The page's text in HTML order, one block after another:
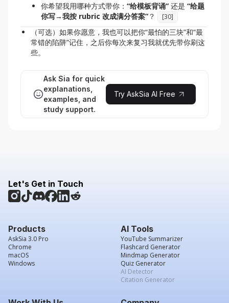
你希望我用哪种方式带你： “给模板背诵” 还是 “给题
你写→我按 rubric 改成满分答案” ？ [30]
（可选）如果你愿意，我也可以把你“最怕的三块”和“最
常错的陷阱”记住，之后你每次来复习我就优先带你刷这
些。
Ask Sia for quick
explanations,
examples, and
study support.
Try AskSia AI Free
Let's Get in Touch
Products
AskSia 3.0 Pro
Chrome
macOS
Windows
AI Tools
YouTube Summarizer
Flashcard Generator
Mindmap Generator
Quiz Generator
AI Detector
Citation Generator